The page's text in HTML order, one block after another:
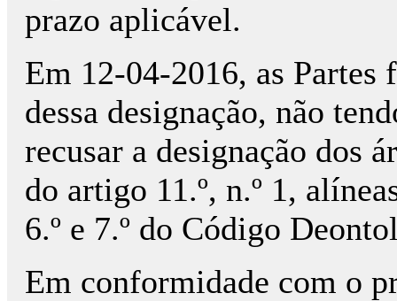
prazo aplicável.
Em 12-04-2016, as
dessa designação, não
recusar a designação dos
do artigo 11.º, n.º 1,
6.º e 7.º do Código
Em conformidade com o